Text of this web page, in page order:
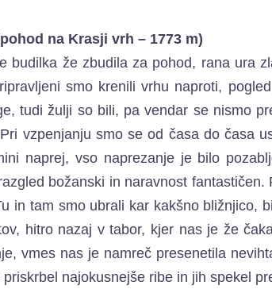
na Krasji vrh – 1773 m)
budilka že zbudila za pohod, rana ura
smo krenili vrhu naproti,
tudi žulji so bili, pa vendar se nismo
vzpenjanju smo se od časa do časa
naprej, vso naprezanje je bilo
božanski in naravnost
in tam smo ubrali kar kakšno bližnjico,
hitro nazaj v tabor, kjer nas je že
vmes nas je namreč presenetila
najokusnejše ribe in jih spekel